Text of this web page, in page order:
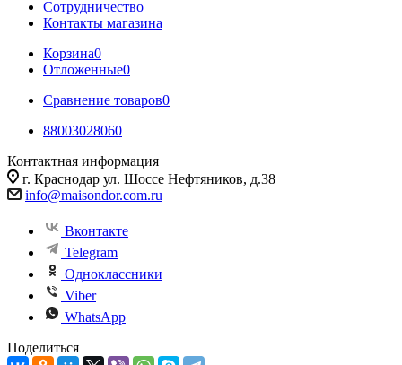
Сотрудничество
Контакты магазина
Корзина0
Отложенные0
Сравнение товаров0
88003028060
Контактная информация
г. Краснодар ул. Шоссе Нефтяников, д.38
info@maisondor.com.ru
Вконтакте
Telegram
Одноклассники
Viber
WhatsApp
Поделиться